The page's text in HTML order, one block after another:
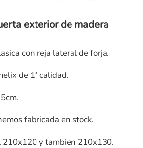
exterior de madera
con reja lateral de forja.
de 1ª calidad.
fabricada en stock.
210x120 y tambien 210x130.